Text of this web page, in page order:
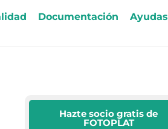
Documentación Ayudas
Hazte socio gratis de
FOTOPLAT